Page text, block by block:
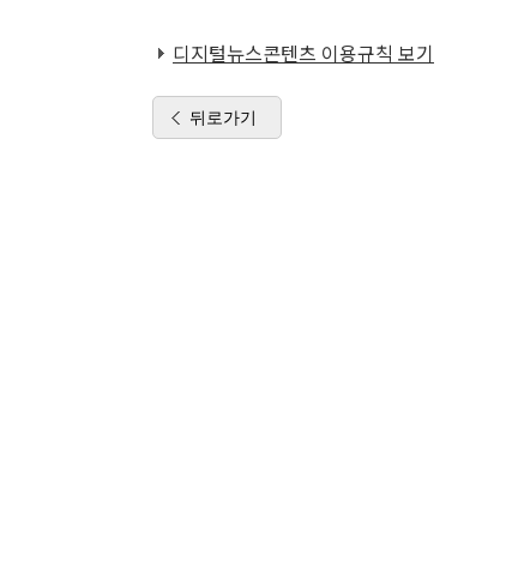
디지털뉴스콘텐츠 이용규칙 보기
뒤로가기